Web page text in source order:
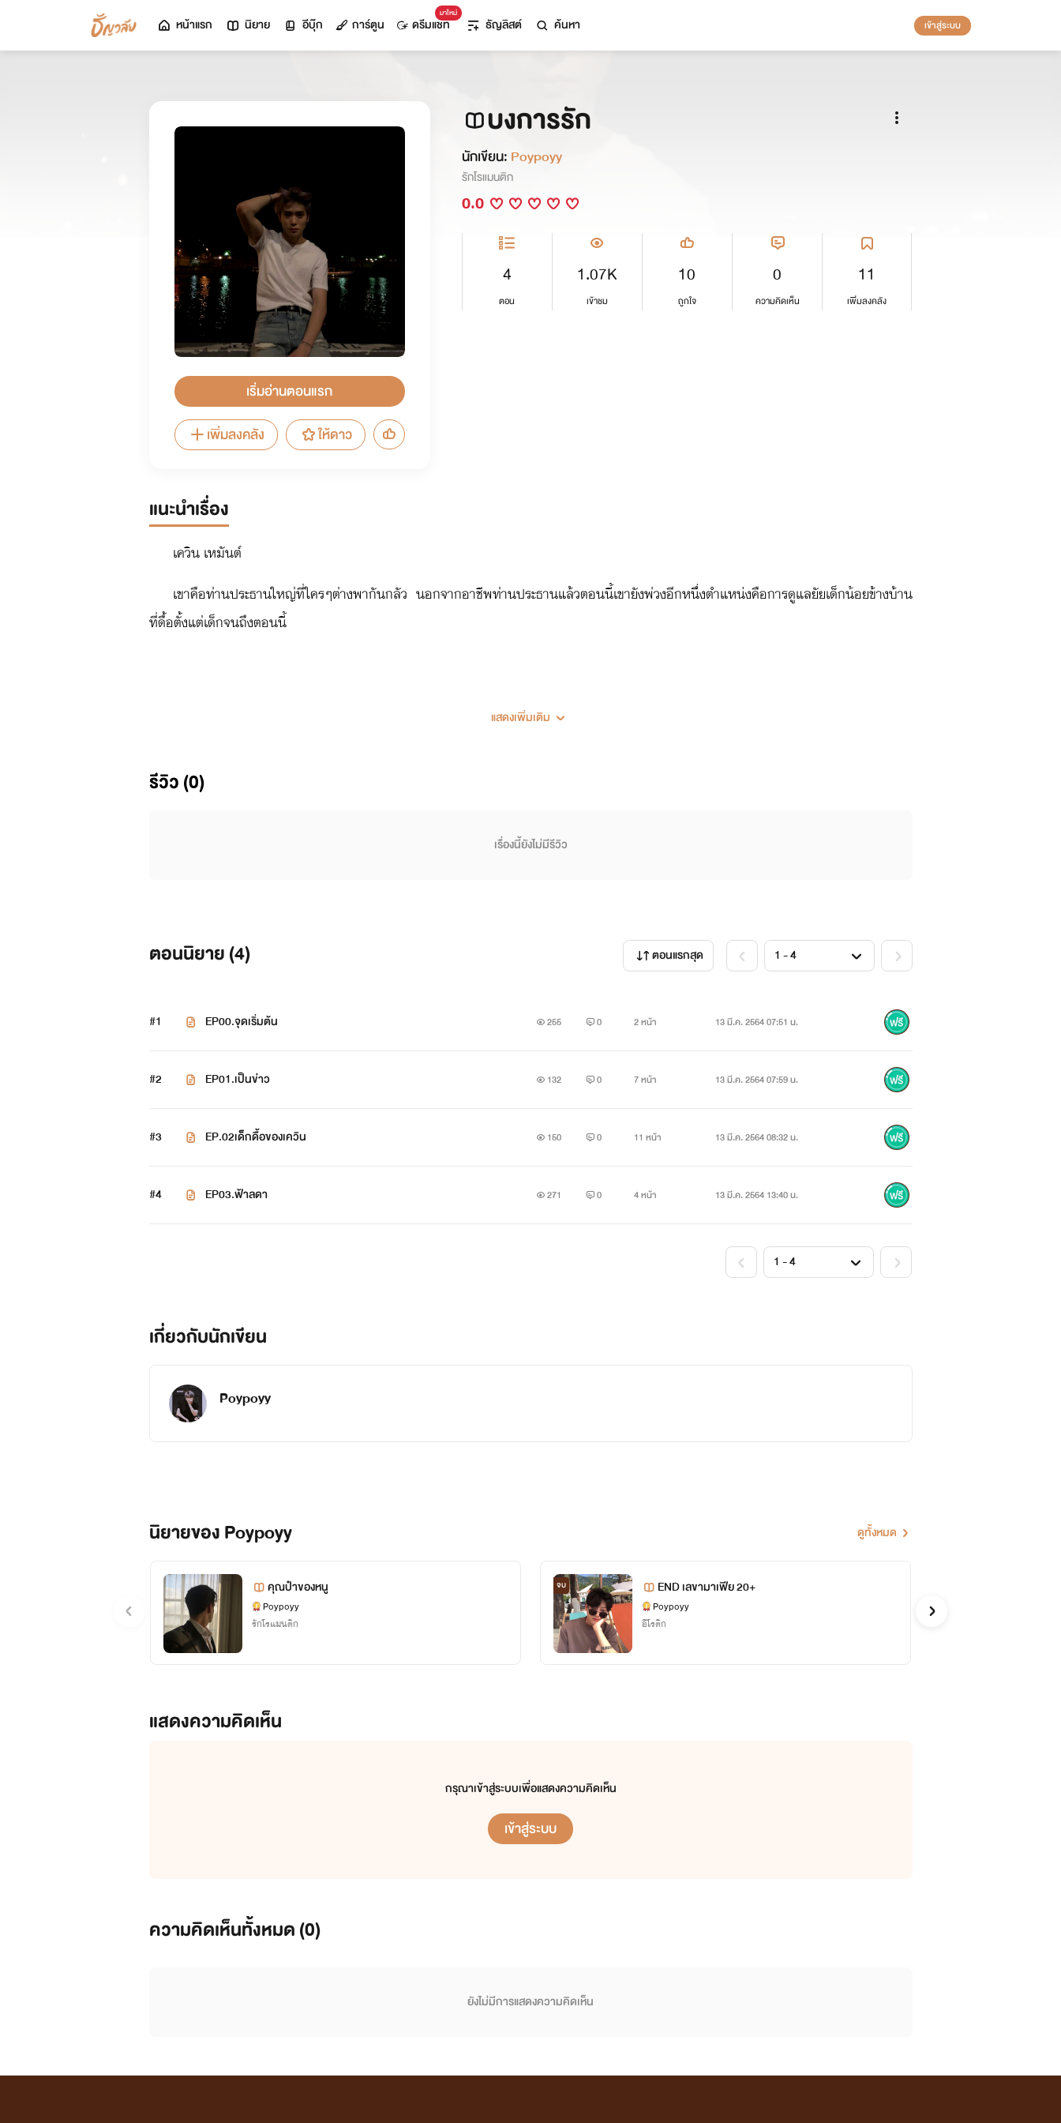
หน้าแรก นิยาย อีบุ๊ก การ์ตูน
มาใหม่
ดรีมแชท ธัญลิสต์ ค้นหา เข้าสู่ระบบ
เริ่มอ่านตอนแรก
เพิ่มลงคลัง
ให้ดาว
บงการรัก
นักเขียน: Poypoyy
รักโรแมนติก
0.0
4
ตอน
1.07K
เข้าชม
10
ถูกใจ
0
ความคิดเห็น
11
เพิ่มลงคลัง
แนะนำเรื่อง
เควิน เหมันต์
เขาคือท่านประธานใหญ่ที่ใครๆต่างพากันกลัว นอกจากอาชีพท่านประธานแล้วตอนนี้เขายังพ่วงอีกหนึ่งตำแหน่งคือการดูแลยัยเด็กน้อยข้างบ้าน
ที่ดื้อตั้งแต่เด็กจนถึงตอนนี้
ไป
แสดงเพิ่มเติม
รีวิว (0)
เรื่องนี้ยังไม่มีรีวิว
ตอนนิยาย (4) ตอนแรกสุด
#1 EP00.จุดเริ่มต้น 255 0 2 หน้า 13 มี.ค. 2564 07:51 น.
#2 EP01.เป็นข่าว 132 0 7 หน้า 13 มี.ค. 2564 07:59 น.
#3 EP.02เด็็กดื้อของเควิน 150 0 11 หน้า 13 มี.ค. 2564 08:32 น.
#4 EP03.ฟ้าลดา 271 0 4 หน้า 13 มี.ค. 2564 13:40 น.
เกี่ยวกับนักเขียน
Poypoyy
นิยายของ Poypoyy ดูทั้งหมด
คุณป๋าของหนู
Poypoyy
รักโรแมนติก
จบ END เลขามาเฟีย 20+
Poypoyy
อีโรติก
แสดงความคิดเห็น
กรุณาเข้าสู่ระบบเพื่อแสดงความคิดเห็น
เข้าสู่ระบบ
ความคิดเห็นทั้งหมด (0)
ยังไม่มีการแสดงความคิดเห็น